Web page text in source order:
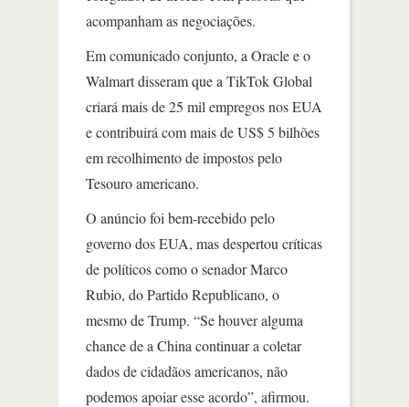
acompanham as negociações.
Em comunicado conjunto, a Oracle e o
Walmart disseram que a TikTok Global
criará mais de 25 mil empregos nos EUA
e contribuirá com mais de US$ 5 bilhões
em recolhimento de impostos pelo
Tesouro americano.
O anúncio foi bem-recebido pelo
governo dos EUA, mas despertou críticas
de políticos como o senador Marco
Rubio, do Partido Republicano, o
mesmo de Trump. “Se houver alguma
chance de a China continuar a coletar
dados de cidadãos americanos, não
podemos apoiar esse acordo”, afirmou.